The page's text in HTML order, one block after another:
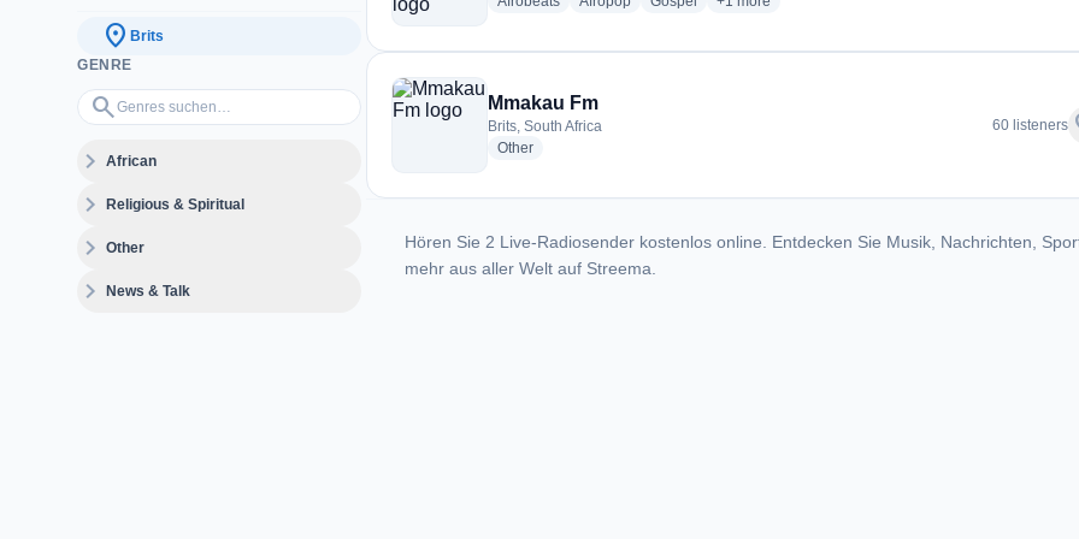
location_on Brits
GENRE
search
Genres suchen…
expand_moreAfrican
expand_moreReligious & Spiritual
expand_moreOther
expand_moreNews & Talk
Mmakau Fm
Brits, South Africa
Otherradio stations
60 listeners
Hören Sie 2 Live-Radiosender kostenlos online. Entdecken Sie Musik, Nachrichten,
mehr aus aller Welt auf Streema.